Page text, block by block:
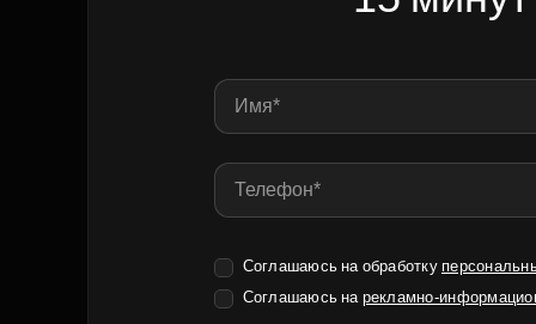
Соглашаюсь на обработку
Соглашаюсь на рекламно-